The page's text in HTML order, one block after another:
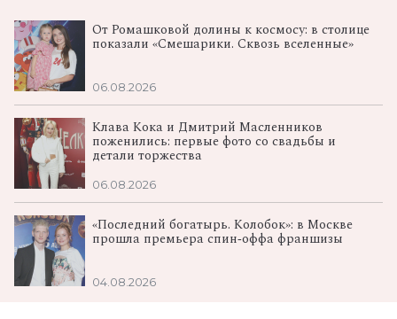
От Ромашковой долины к космосу: в столице
показали «Смешарики. Сквозь вселенные»
06.08.2026
Клава Кока и Дмитрий Масленников
поженились: первые фото со свадьбы и
детали торжества
06.08.2026
«Последний богатырь. Колобок»: в Москве
прошла премьера спин‑оффа франшизы
04.08.2026